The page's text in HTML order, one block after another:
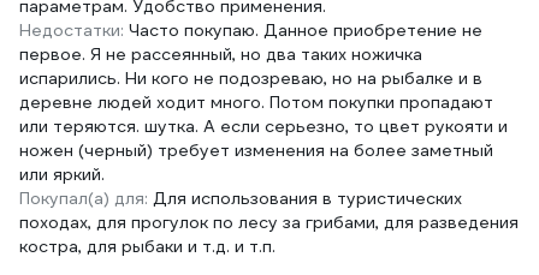
параметрам. Удобство применения.
Недостатки: Часто покупаю. Данное приобретение не
первое. Я не рассеянный, но два таких ножичка
испарились. Ни кого не подозреваю, но на рыбалке и в
деревне людей ходит много. Потом покупки пропадают
или теряются. шутка. А если серьезно, то цвет рукояти и
ножен (черный) требует изменения на более заметный
или яркий.
Покупал(а) для: Для использования в туристических
походах, для прогулок по лесу за грибами, для разведения
костра, для рыбаки и т.д. и т.п.